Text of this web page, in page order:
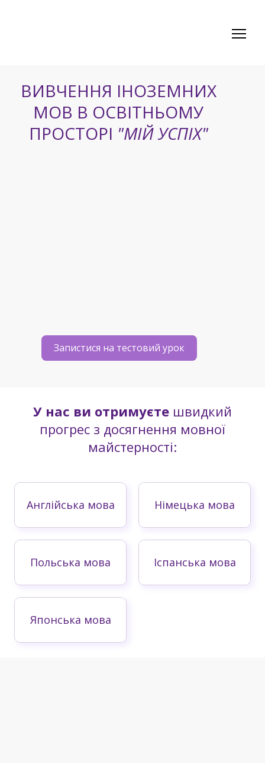
ВИВЧЕННЯ ІНОЗЕМНИХ
МОВ В ОСВІТНЬОМУ
ПРОСТОРІ "МІЙ УСПІХ"
Запистися на тестовий урок
У нас ви отримуєте швидкий
прогрес з досягнення мовної
майстерності:
Англійська мова Німецька мова
Польська мова Іспанська мова
Японська мова